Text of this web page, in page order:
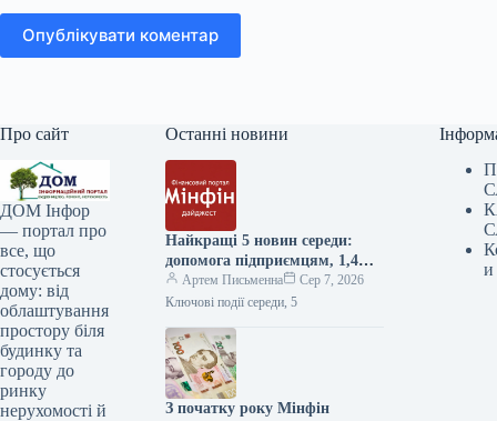
Опублікувати коментар
Про сайт
ДОМ Інфор
— портал про
все, що
стосується
дому: від
облаштування
простору біля
будинку та
городу до
ринку
нерухомості й
Останні новини
Найкращі 5 новин середи:
допомога підприємцям, 1,4
мільярда євро від Євросоюзу
та чи безпечно зберігати
Міністерство фінансів
Артем Письменна
Сер 7, 2026
Ключові події середи, 5
З початку року Мінфін
и